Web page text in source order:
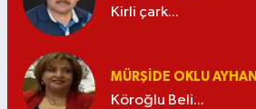
Kirli çark...
MÜRŞIDE OKLU AYHAN
Köroğlu Beli...